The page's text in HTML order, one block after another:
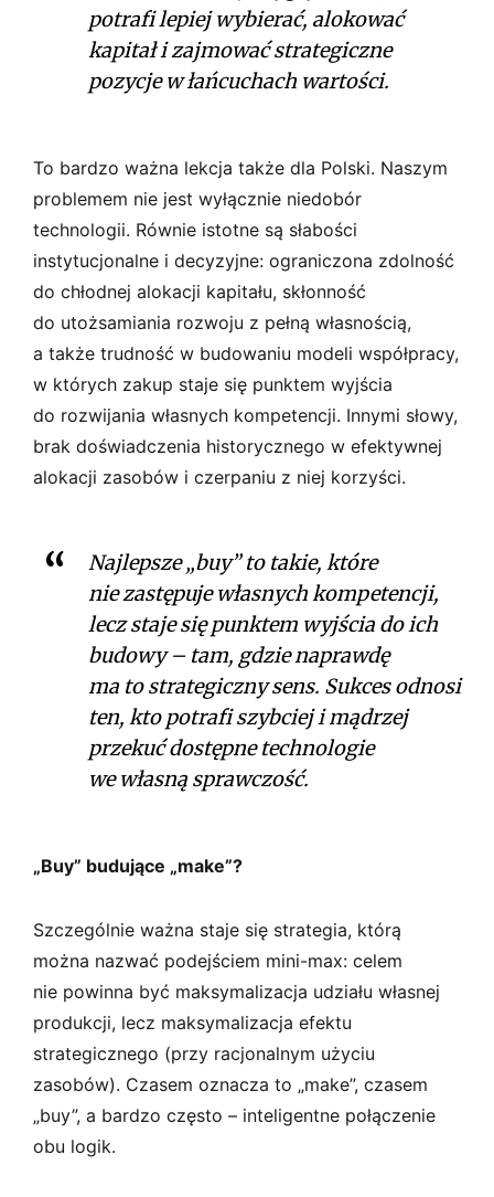
potrafi lepiej wybierać, alokować
kapitał i zajmować strategiczne
pozycje w łańcuchach wartości.
To bardzo ważna lekcja także dla Polski. Naszym
problemem nie jest wyłącznie niedobór
technologii. Równie istotne są słabości
instytucjonalne i decyzyjne: ograniczona zdolność
do chłodnej alokacji kapitału, skłonność
do utożsamiania rozwoju z pełną własnością,
a także trudność w budowaniu modeli współpracy,
w których zakup staje się punktem wyjścia
do rozwijania własnych kompetencji. Innymi słowy,
brak doświadczenia historycznego w efektywnej
alokacji zasobów i czerpaniu z niej korzyści.
Najlepsze „buy” to takie, które
nie zastępuje własnych kompetencji,
lecz staje się punktem wyjścia do ich
budowy – tam, gdzie naprawdę
ma to strategiczny sens. Sukces odnosi
ten, kto potrafi szybciej i mądrzej
przekuć dostępne technologie
we własną sprawczość.
„Buy” budujące „make”?
Szczególnie ważna staje się strategia, którą
można nazwać podejściem mini-max: celem
nie powinna być maksymalizacja udziału własnej
produkcji, lecz maksymalizacja efektu
strategicznego (przy racjonalnym użyciu
zasobów). Czasem oznacza to „make”, czasem
„buy”, a bardzo często – inteligentne połączenie
obu logik.